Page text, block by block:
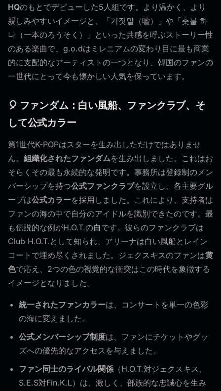
HQのもとでデビューした5人組です。より温かく、より
親しみやすいイメージと、「거짓말（嘘）」や「촛불 하
나（一本のろうそく）」といった共感を呼ぶストーリー性
のある楽曲で、g.o.dはミレニアムの変わり目に最も商業
的に支配的なアーティストの一つとなり、韓国のファンの
一世代にとって今も懐かしい人気を保っています。
🎈 ファンダム：白い風船、ファンクラブ、そ
して公式カラー
第1世代K-POPはスターを生み出しただけではありませ
ん。 組織化されたファンダムを生み出しました。これはお
そらくその最も永続的な発明です。事務所は登録制のメン
バーシップを持つ公式ファンクラブを設立し、各主要グル
ープは公式カラーを採用しました。これにより、支持者は
ファンの海の中で自分のアイドルを識別できたのです。最
も伝説的な例がH.O.T.の白です。彼らのファンクラブは
Club H.O.T.として知られ、アリーナは白い風船とレイン
コートで埋め尽くされました。ジェクスキスのファンは黄
色で応え、2つの色の視覚的な衝突はこの時代を象徴する
イメージとなりました。
統一されたファンカラーは、コンサートを単一の色彩
の海に変えました。
公式メンバーシップ制度は、ファンにチケットやグッ
ズへの優先的なアクセスを与えました。
ファン同士のライバル関係 （H.O.T.対ジェクスキス、
S.E.S対Fin.K.L）は、激しく、部族的な忠誠心を生み